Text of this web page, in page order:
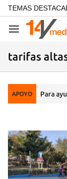
common.go-to-
TEMAS
Navegación
tarifas
APOYO Para